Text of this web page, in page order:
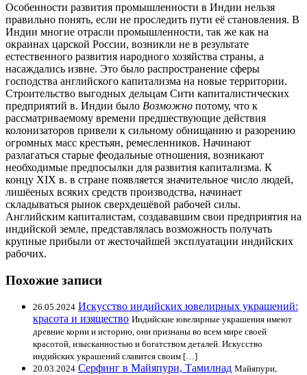
Особенности развития промышленности в Индии нельзя
правильно понять, если не проследить пути её становления. В
Индии многие отрасли промышленности, так же как на
окраинах царской России, возникли не в результате
естественного развития народного хозяйства страны, а
насаждались извне. Это было распространение сферы
господства английского капитализма на новые территории.
Строительство выгодных дельцам Сити капиталистических
предприятий в. Индии было Возможно потому, что к
рассматриваемому времени предшествующие действия
колонизаторов привели к сильному обнищанию и разорению
огромных масс крестьян, ремесленников. Начинают
разлагаться старые феодальные отношения, возникают
необходимые предпосылки для развития капитализма. К
концу XIX в. в стране появляется значительное число людей,
лишёеных всяких средств производства, начинает
складываться рынок сверхдешёвой рабочей силы.
Английским капиталистам, создававшим свои предприятия на
индийской земле, представлялась возможность получать
крупные прибыли от жесточайшей эксплуатации индийских
рабочих.
Похожие записи
26.05.2024 Искусство индийских ювелирных украшений:
красота и изящество Индийские ювелирные украшения имеют
древние корни и историю, они признаны во всем мире своей
красотой, изысканностью и богатством деталей. Искусство
индийских украшений славится своим […]
20.03.2024 Серфинг в Майяпури, Тамилнад Майяпури,